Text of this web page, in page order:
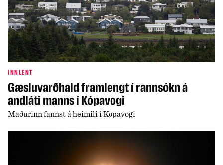
INNLENT
Gæsluvarðhald framlengt í rannsókn á
andláti manns í Kópavogi
Maðurinn fannst á heimili í Kópavogi